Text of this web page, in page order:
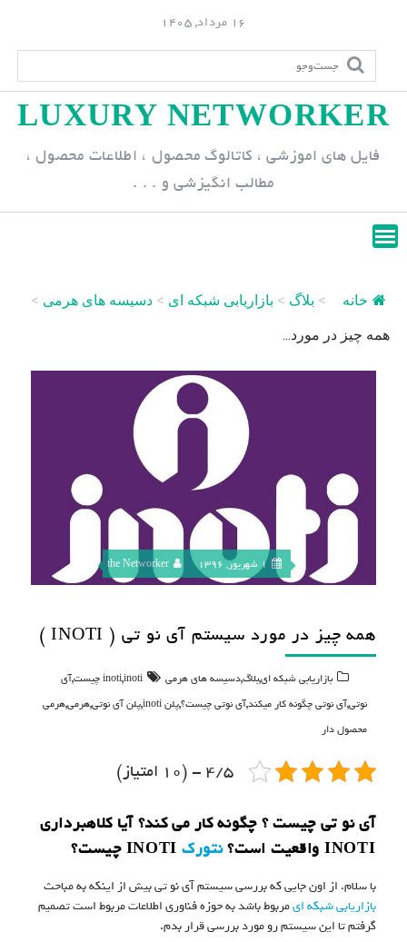
p
n
16 مرداد, 1405
LUXURY NETWORKER
فایل های اموزشی ، کاتالوگ محصول ، اطلاعات محصول ،
مطالب انگیزشی و . . .
خانه > بلاگ > بازاریابی شبکه ای > دسیسه های هرمی >
همه چیز در مورد...
1 شهریور, 1396 the Networker
همه چیز در مورد سیستم آی نو تی ( INOTI )
بازاریابی شبکه ای,بلاگ,دسیسه های هرمی inoti,inoti چیست ,آی
نوتی,آی نوتی چگونه کار میکند,آی نوتی چیست؟,پلن inoti ,پلن آی نوتی,هرمی,هرمی
محصول دار
4/5 - (10 امتیاز)
آی نو تی چیست ؟ چگونه کار می کند؟ آیا کلاهبرداری
INOTI واقعیت است؟
نتورک
با سلام. از اون جایی که بررسی سیستم آی نو تی بیش از اینکه به مباحث
بازاریابی شبکه ایمربوط باشد به حوزه فناوری اطلاعات مربوط است تصمیم
گرفتم تا این سیستم رو مورد بررسی قرار بدم.